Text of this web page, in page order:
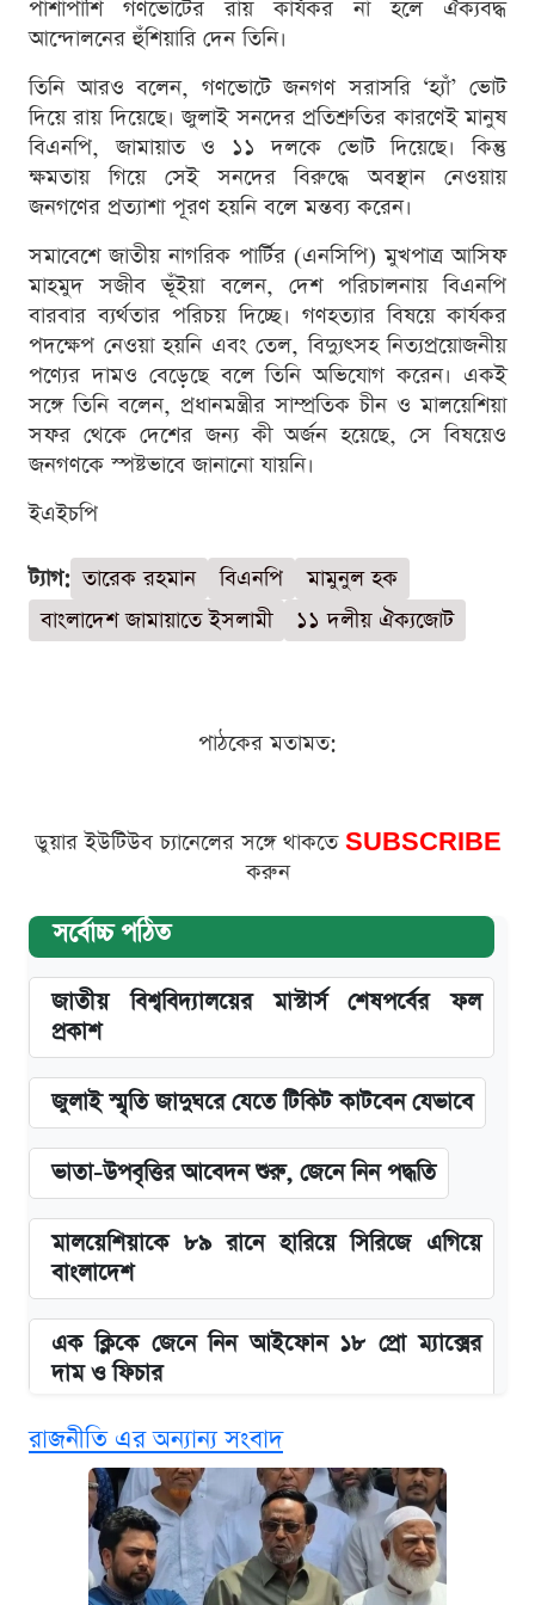
পাশাপাশি গণভোটের রায় কার্যকর না হলে ঐক্যবদ্ধ
আন্দোলনের হুঁশিয়ারি দেন তিনি।
তিনি আরও বলেন, গণভোটে জনগণ সরাসরি ‘হ্যাঁ’ ভোট
দিয়ে রায় দিয়েছে। জুলাই সনদের প্রতিশ্রুতির কারণেই মানুষ
বিএনপি, জামায়াত ও ১১ দলকে ভোট দিয়েছে। কিন্তু
ক্ষমতায় গিয়ে সেই সনদের বিরুদ্ধে অবস্থান নেওয়ায়
জনগণের প্রত্যাশা পূরণ হয়নি বলে মন্তব্য করেন।
সমাবেশে জাতীয় নাগরিক পার্টির (এনসিপি) মুখপাত্র আসিফ
মাহমুদ সজীব ভূঁইয়া বলেন, দেশ পরিচালনায় বিএনপি
বারবার ব্যর্থতার পরিচয় দিচ্ছে। গণহত্যার বিষয়ে কার্যকর
পদক্ষেপ নেওয়া হয়নি এবং তেল, বিদ্যুৎসহ নিত্যপ্রয়োজনীয়
পণ্যের দামও বেড়েছে বলে তিনি অভিযোগ করেন। একই
সঙ্গে তিনি বলেন, প্রধানমন্ত্রীর সাম্প্রতিক চীন ও মালয়েশিয়া
সফর থেকে দেশের জন্য কী অর্জন হয়েছে, সে বিষয়েও
জনগণকে স্পষ্টভাবে জানানো যায়নি।
ইএইচপি
ট্যাগ: তারেক রহমান বিএনপি
মামুনুল হক
বাংলাদেশ জামায়াতে ইসলামী
১১ দলীয় ঐক্যজোট
পাঠকের মতামত:
ডুয়ার ইউটিউব চ্যানেলের সঙ্গে থাকতে SUBSCRIBE
করুন
সর্বোচ্চ পঠিত
জাতীয় বিশ্ববিদ্যালয়ের মাস্টার্স শেষপর্বের ফল
প্রকাশ
জুলাই স্মৃতি জাদুঘরে যেতে টিকিট কাটবেন যেভাবে
ভাতা-উপবৃত্তির আবেদন শুরু, জেনে নিন পদ্ধতি
মালয়েশিয়াকে ৮৯ রানে হারিয়ে সিরিজে এগিয়ে
বাংলাদেশ
এক ক্লিকে জেনে নিন আইফোন ১৮ প্রো ম্যাক্সের
দাম ও ফিচার
নবম জাতীয় পে-স্কেল নিয়ে সর্বশেষ যা জানা গেল
পাঁচ দপ্তরে নতুন সচিব নিয়োগ দিল সরকার
আজকের বাজারে স্বর্ণ-রুপার দাম (৫ আগস্ট)
রাজনীতি এর অন্যান্য সংবাদ